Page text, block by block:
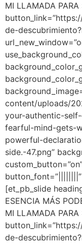
MI LLAMADA PARA
de-
content/uploads/
your-authentic-
fearful-mind-gets-
powerful-
side.-47.png”
[et_pb_slide
ESENCIA MÁS
MI LLAMADA PARA
de-